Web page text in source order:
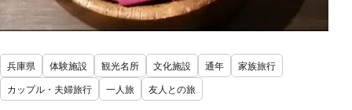
兵庫県 体験施設 観光名所 文化施設 通年
家族旅行
カップル・夫婦旅行
一人旅 友人との旅